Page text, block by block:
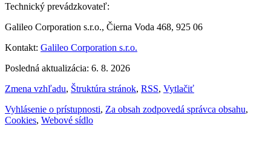
Technický prevádzkovateľ:
Galileo Corporation s.r.o., Čierna Voda 468, 925 06
Kontakt: Galileo Corporation s.r.o.
Posledná aktualizácia: 6. 8. 2026
Zmena vzhľadu, Štruktúra stránok, RSS, Vytlačiť
Vyhlásenie o prístupnosti, Za obsah zodpovedá správca obsahu,
Cookies, Webové sídlo